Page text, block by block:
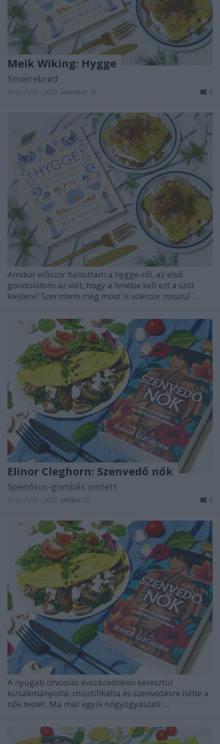
Meik Wiking: Hygge
Smørrebrød
KönyvParfé • 2023. november 19. 0
Amikor először hallottam a hygge-ről, az első
gondolatom az volt, hogy a fenébe kell ezt a szót
kiejteni? Szerintem még most is sokszor rosszul ...
Elinor Cleghorn: Szenvedő ​nők
Spenótos-gombás omlett
KönyvParfé • 2023. október 22. 0
A nyugati orvoslás évszázadokon keresztül
kizsákmányolta, misztifikálta és szenvedésre ítélte a
nők testét. Ma már egyik nőgyógyászati ...